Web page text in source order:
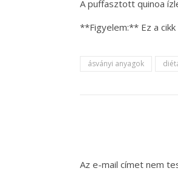
A puffasztott quinoa
**Figyelem:** Ez a
ásványi anyagok
Az e-mail címet nem